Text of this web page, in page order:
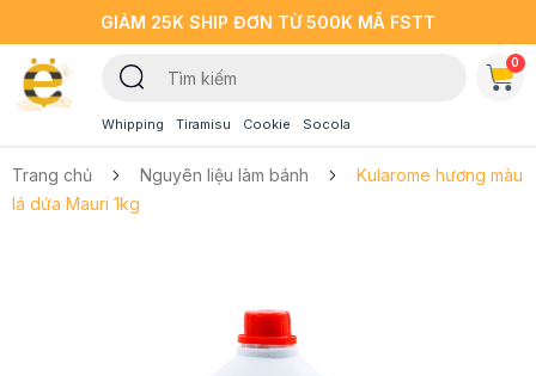
GIẢM 25K SHIP ĐƠN TỪ 500K MÃ FSTT
Whipping Tiramisu Cookie Socola
0
Trang chủ Nguyên liệu làm bánh
Kularome hương màu
lá dứa Mauri 1kg